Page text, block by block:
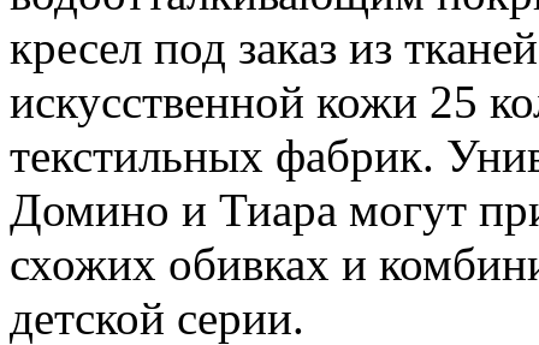
кресел под заказ из
искусственной кожи 25
текстильных фабрик.
Домино и Тиара могут
схожих обивках и
детской серии.